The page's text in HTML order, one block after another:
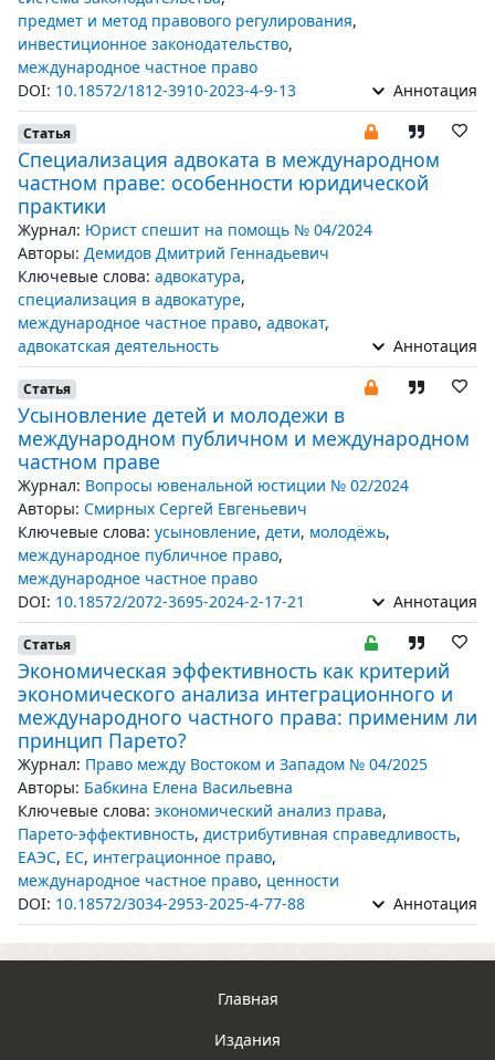
предмет и метод правового регулирования,
инвестиционное законодательство,
международное частное право
DOI: 10.18572/1812-3910-2023-4-9-13 Аннотация
Статья
Специализация адвоката в международном
частном праве: особенности юридической
практики
Журнал: Юрист спешит на помощь № 04/2024
Авторы: Демидов Дмитрий Геннадьевич
Ключевые слова: адвокатура,
специализация в адвокатуре,
международное частное право, адвокат,
адвокатская деятельность
Аннотация
Статья
Усыновление детей и молодежи в
международном публичном и международном
частном праве
Журнал: Вопросы ювенальной юстиции № 02/2024
Авторы: Смирных Сергей Евгеньевич
Ключевые слова: усыновление, дети, молодёжь,
международное публичное право,
международное частное право
DOI: 10.18572/2072-3695-2024-2-17-21 Аннотация
Статья
Экономическая эффективность как критерий
экономического анализа интеграционного и
международного частного права: применим ли
принцип Парето?
Журнал: Право между Востоком и Западом № 04/2025
Авторы: Бабкина Елена Васильевна
Ключевые слова: экономический анализ права,
Парето-эффективность, дистрибутивная справедливость,
ЕАЭС, ЕС, интеграционное право,
международное частное право, ценности
DOI: 10.18572/3034-2953-2025-4-77-88 Аннотация
Главная
Издания